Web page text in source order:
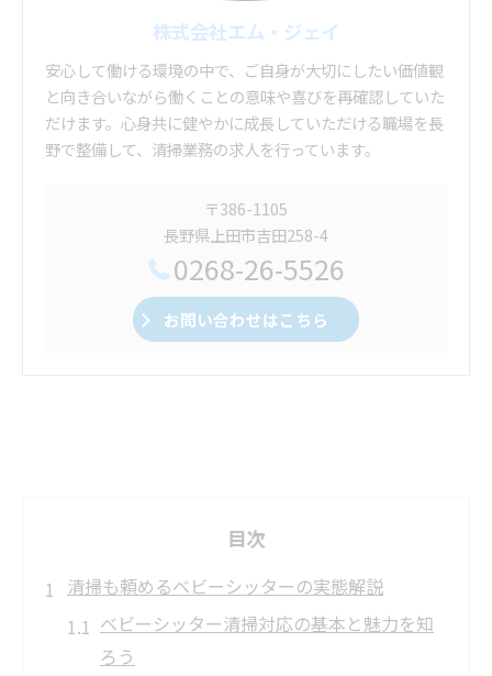
株式会社エム・ジェイ
安心して働ける環境の中で、ご自身が大切にしたい価値観
と向き合いながら働くことの意味や喜びを再確認していた
だけます。心身共に健やかに成長していただける職場を長
野で整備して、清掃業務の求人を行っています。
〒386-1105
長野県上田市吉田258-4
0268-26-5526
お問い合わせはこちら
目次
清掃も頼めるベビーシッターの実態解説
ベビーシッター清掃対応の基本と魅力を知
ろう